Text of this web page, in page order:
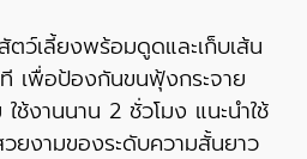
ว์เลี้ยงพร้อมดูดและเก็บเส้น
เพื่อป้องกันขนฟุ้งกระจาย
ช้งานนาน 2 ชั่วโมง แนะนำใช้
ยงามของระดับความสั้นยาว